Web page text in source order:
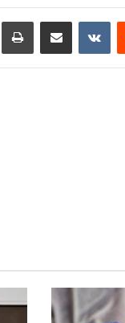
مشاركة عبر البريد